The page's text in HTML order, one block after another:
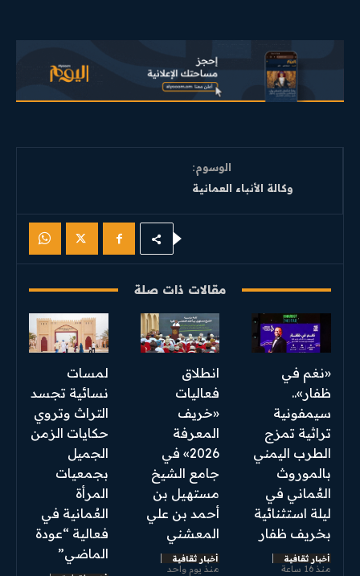
الوسوم:
وكالة الأنباء العمانية
مقالات ذات صلة
«نغم في
ظفار»..
سيمفونية
تراثية تمزج
الطرب اليمني
بالموروث
العُماني في
ليلة استثنائية
بخريف ظفار
أخبار ثقافية
منذ 16 ساعة
انطلاق
فعاليات
«خريف
المعرفة
2026» في
جامع الشيخ
مستهيل بن
أحمد بن علي
المعشني
أخبار ثقافية
منذ يوم واحد
لمسات
نسائية تجسد
التراث وتروي
حكايات الزمن
الجميل
بجمعيات
المرأة
العُمانية في
فعالية “عودة
الماضي”